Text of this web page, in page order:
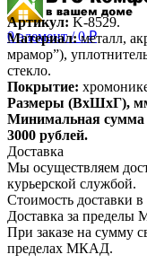
0элемент / 0₽
Артикул: K-8529.
Материал:металл,
мрамор”),
стекло.
Покрытие:
Размеры (ВхШхГ),
Минимальная сумма
3000 рублей.
Доставка
Мы осуществляем
курьерской службой.
Стоимость доставки
Доставка за
При заказе на сумму
пределах МКАД.